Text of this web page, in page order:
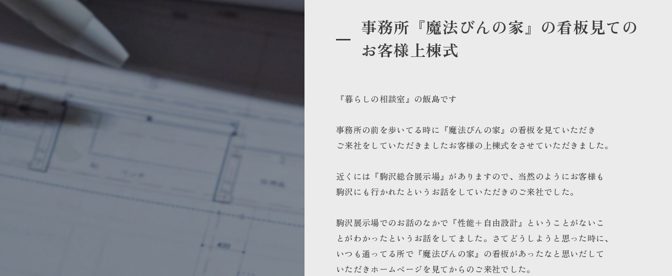
事務所『魔法びんの家』の看板見ての
お客様上棟式
『暮らしの相談室』の飯島です
事務所の前を歩いてる時に『魔法びんの家』の看板を見ていただき
ご来社をしていただきましたお客様の上棟式をさせていただきました。
近くには『駒沢総合展示場』がありますので、当然のようにお客様も
駒沢にも行かれたというお話をしていただきのご来社でした。
駒沢展示場でのお話のなかで『性能＋自由設計』ということがないこ
とがわかったというお話をしてました。さてどうしようと思った時に、
いつも通ってる所で『魔法びんの家』の看板があったなと思いだして
いただきホームページを見てからのご来社でした。